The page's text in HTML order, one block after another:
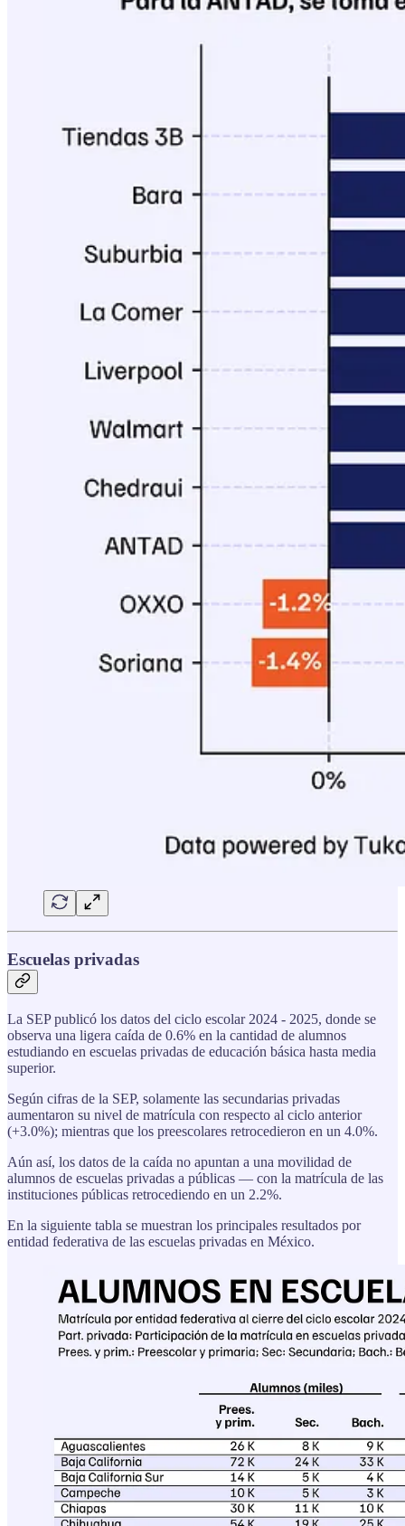
Escuelas privadas
La SEP publicó los datos del ciclo escolar 2024 - 2025, donde se
observa una ligera caída de 0.6% en la cantidad de alumnos
estudiando en escuelas privadas de educación básica hasta media
superior.
Según cifras de la SEP, solamente las secundarias privadas
aumentaron su nivel de matrícula con respecto al ciclo anterior
(+3.0%); mientras que los preescolares retrocedieron en un 4.0%.
Aún así, los datos de la caída no apuntan a una movilidad de
alumnos de escuelas privadas a públicas — con la matrícula de las
instituciones públicas retrocediendo en un 2.2%.
En la siguiente tabla se muestran los principales resultados por
entidad federativa de las escuelas privadas en México.